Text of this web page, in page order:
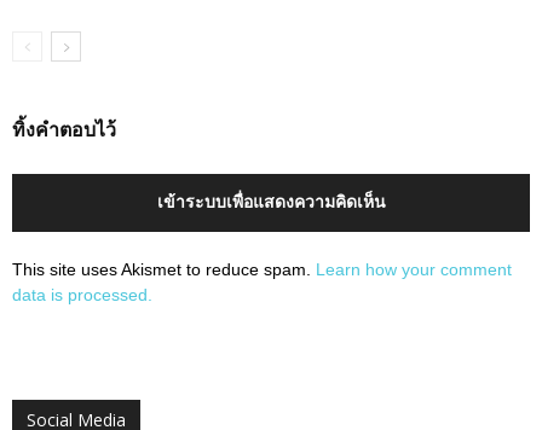
ทิ้งคำตอบไว้
เข้าระบบเพื่อแสดงความคิดเห็น
This site uses Akismet to reduce spam. Learn how your comment
data is processed.
Social Media